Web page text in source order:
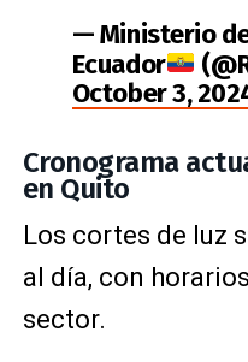
— Ministerio
Ecuador
October 3,
Cronograma
en Quito
Los cortes de luz
al día, con
sector.